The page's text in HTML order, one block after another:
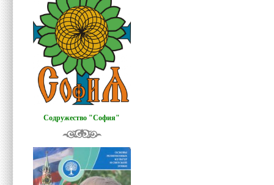
Содружество "София"